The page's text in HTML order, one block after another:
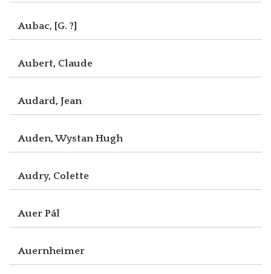
Aubac, [G. ?]
Aubert, Claude
Audard, Jean
Auden, Wystan Hugh
Audry, Colette
Auer Pál
Auernheimer